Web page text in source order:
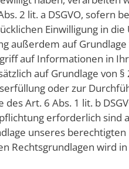
2 lit. a DSGVO, sofern
Einwilligung in
auf Grundlage
auf Informationen in
auf Grundlage von §
oder zur
Art. 6 Abs. 1 lit. b
erforderlich sind
unseres berechtigten
Rechtsgrundlagen wird